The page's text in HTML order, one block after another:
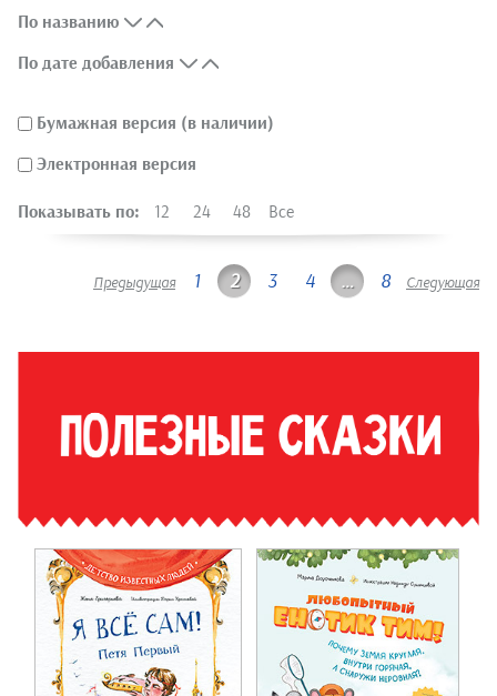
По названию
По дате добавления
Бумажная версия (в наличии)
Электронная версия
Показывать по: 12 24 48 Все
Предыдущая 1 2 3 4 … 8 Следующая